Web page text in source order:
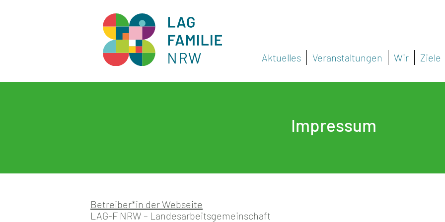
Aktuelles Veranstaltungen Wir Ziele
Impressum
Betreiber*in der Webseite
LAG-F NRW – Landesarbeitsgemeinschaft